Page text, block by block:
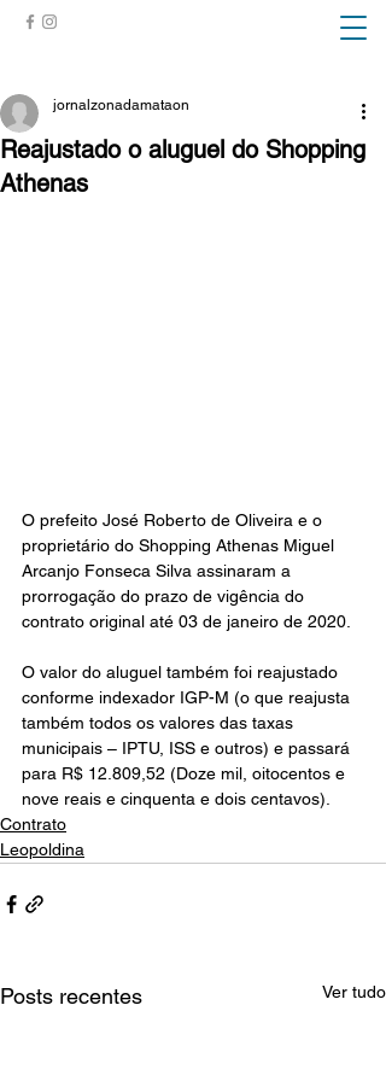
Reajustado o aluguel do Shopping
Athenas
jornalzonadamataon
O prefeito José Roberto de Oliveira e o
proprietário do Shopping Athenas Miguel
Arcanjo Fonseca Silva assinaram a
prorrogação do prazo de vigência do
contrato original até 03 de janeiro de 2020.
O valor do aluguel também foi reajustado
conforme indexador IGP-M (o que reajusta
também todos os valores das taxas
municipais – IPTU, ISS e outros) e passará
para R$ 12.809,52 (Doze mil, oitocentos e
nove reais e cinquenta e dois centavos).
Contrato
Leopoldina
Posts recentes Ver tudo